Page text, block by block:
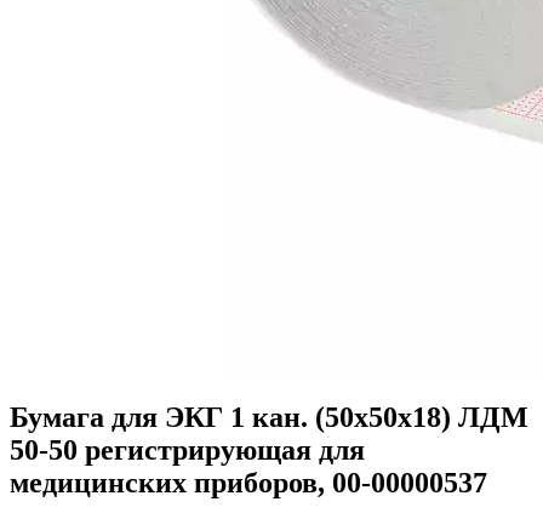
Бумага для ЭКГ 1 кан. (50х50х18) ЛДМ
50-50 регистрирующая для
медицинских приборов, 00-00000537